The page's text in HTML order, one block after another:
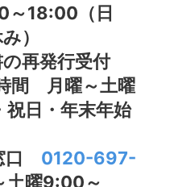
18:00（日
）
の再発行受付
間 月曜～土曜
日・年末年始
口 0120-697-
曜9:00～